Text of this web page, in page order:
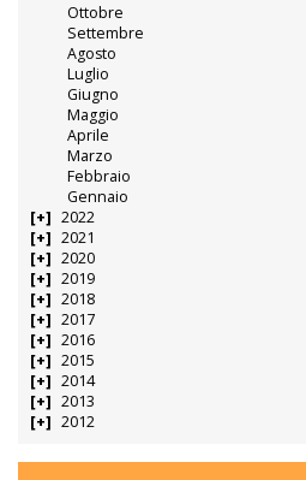
Ottobre
Settembre
Agosto
Luglio
Giugno
Maggio
Aprile
Marzo
Febbraio
Gennaio
2022
2021
2020
2019
2018
2017
2016
2015
2014
2013
2012